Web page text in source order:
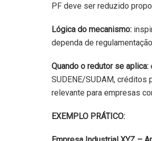
PF deve ser reduzido
Lógica do mecanismo:
dependa de
Quando o redutor se aplica:
SUDENE/SUDAM, créditos
relevante para empresas
EXEMPLO PRÁTICO: